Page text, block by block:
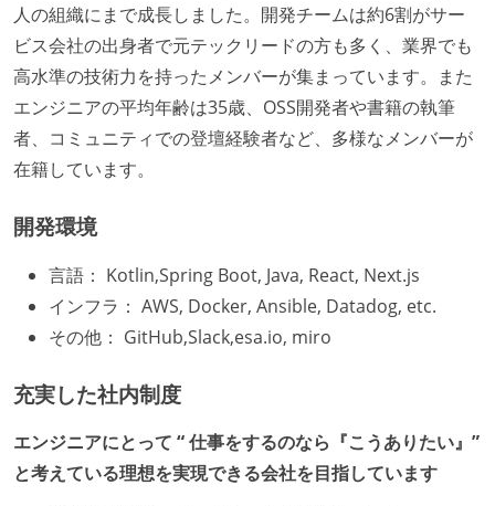
人の組織にまで成長しました。開発チームは約6割がサー
ビス会社の出身者で元テックリードの方も多く、業界でも
高水準の技術力を持ったメンバーが集まっています。また
エンジニアの平均年齢は35歳、OSS開発者や書籍の執筆
者、コミュニティでの登壇経験者など、多様なメンバーが
在籍しています。
開発環境
言語： Kotlin,Spring Boot, Java, React, Next.js
インフラ： AWS, Docker, Ansible, Datadog, etc.
その他： GitHub,Slack,esa.io, miro
充実した社内制度
エンジニアにとって “ 仕事をするのなら『こうありたい』”
と考えている理想を実現できる会社を目指しています